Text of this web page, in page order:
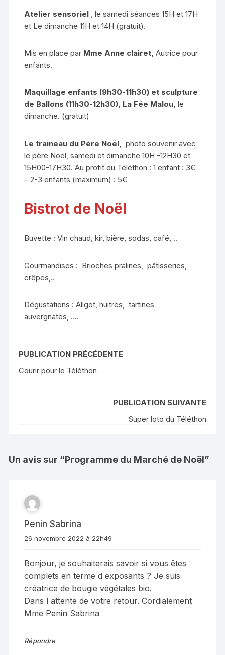
Atelier sensoriel , le samedi séances 15H et 17H
et Le dimanche 11H et 14H (gratuit).
Mis en place par Mme Anne clairet, Autrice pour
enfants.
Maquillage enfants (9h30-11h30) et sculpture
de Ballons (11h30-12h30), La Fée Malou,le
dimanche. (gratuit)
Le traineau du Père Noël,
photo souvenir avec
le père Noël, samedi et dimanche 10H -12H30 et
15H00-17H30. Au profit du Téléthon : 1 enfant : 3€
– 2-3 enfants (maximum) : 5€
Bistrot de Noël
Buvette : Vin chaud, kir, bière, sodas, café, ..
Gourmandises : Brioches pralines, pâtisseries,
crêpes,..
Dégustations : Aligot, huitres, tartines
auvergnates, ….
PUBLICATION PRÉCÉDENTE
Courir pour le Téléthon
PUBLICATION SUIVANTE
Super loto du Téléthon
Un avis sur “Programme du Marché de Noël”
Penin Sabrina
26 novembre 2022 à 22h49
Bonjour, je souhaiterais savoir si vous êtes
complets en terme d exposants ? Je suis
créatrice de bougie végétales bio.
Dans l attente de votre retour. Cordialement
Mme Penin Sabrina
Répondre